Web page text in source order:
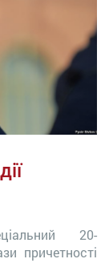
20-
причетності